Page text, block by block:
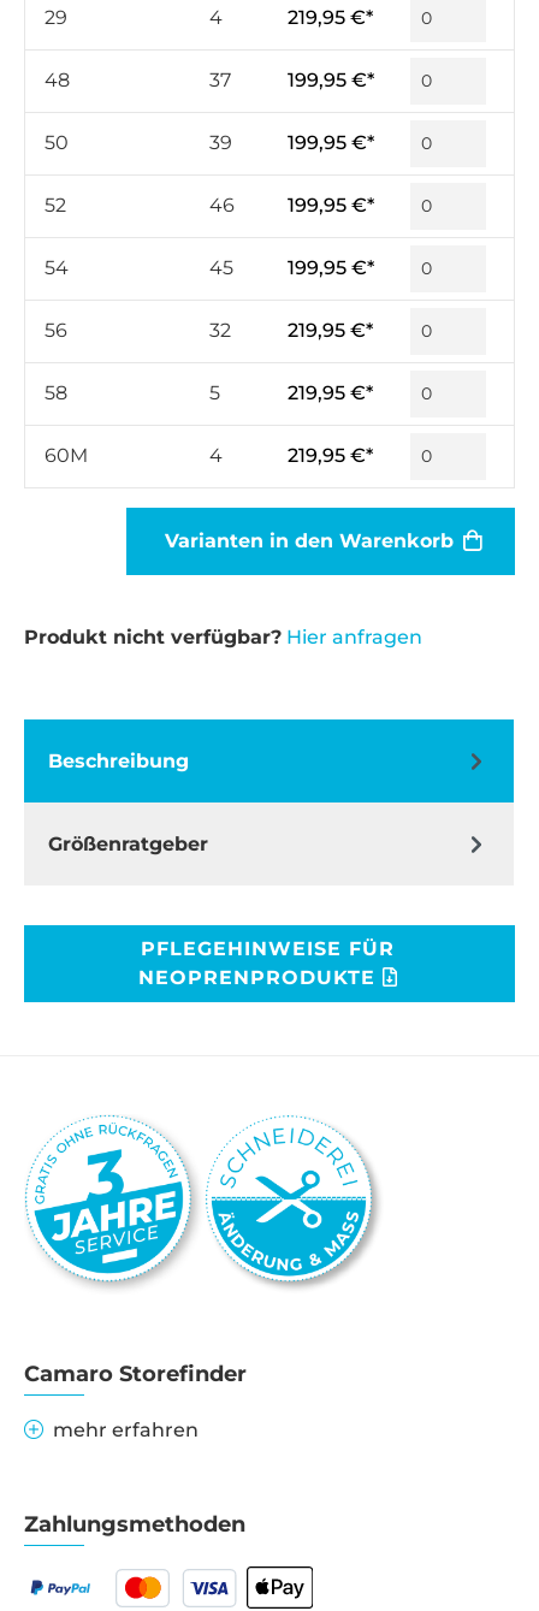
29 4 219,95 €*
48 37 199,95 €*
50 39 199,95 €*
52 46 199,95 €*
54 45 199,95 €*
56 32 219,95 €*
58 5 219,95 €*
60M 4 219,95 €*
Varianten in den Warenkorb
Produkt nicht verfügbar? Hier anfragen
Beschreibung
Größenratgeber
PFLEGEHINWEISE FÜR
NEOPRENPRODUKTE
Camaro Storefinder
mehr erfahren
Zahlungsmethoden